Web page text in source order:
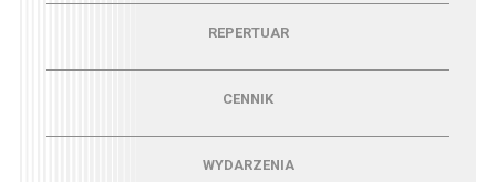
Menu - repertuarREPERTUAR
CENNIK
Menu - wydarzeniaWYDARZENIA